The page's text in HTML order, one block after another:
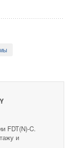
FDT(N)-C.
и